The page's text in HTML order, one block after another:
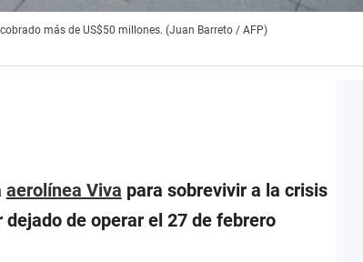
más de US$50 millones. (Juan Barreto / AFP)
aerolínea Viva para sobrevivir a la crisis
de operar el 27 de febrero